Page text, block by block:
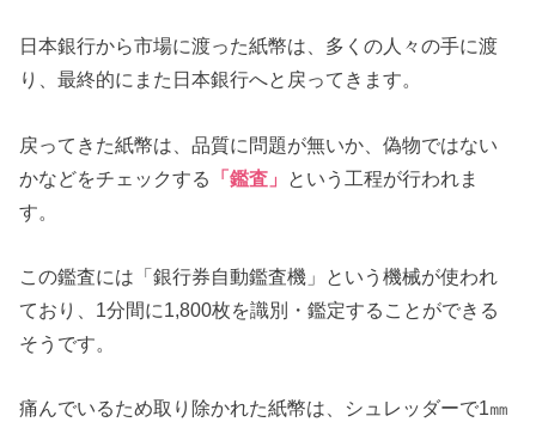
日本銀行から市場に渡った紙幣は、多くの人々の手に渡
り、最終的にまた日本銀行へと戻ってきます。
戻ってきた紙幣は、品質に問題が無いか、偽物ではない
かなどをチェックする
「鑑査」
という工程が行われま
す。
この鑑査には「銀行券自動鑑査機」という機械が使われ
ており、1分間に1,800枚を識別・鑑定することができる
そうです。
痛んでいるため取り除かれた紙幣は、シュレッダーで1㎜